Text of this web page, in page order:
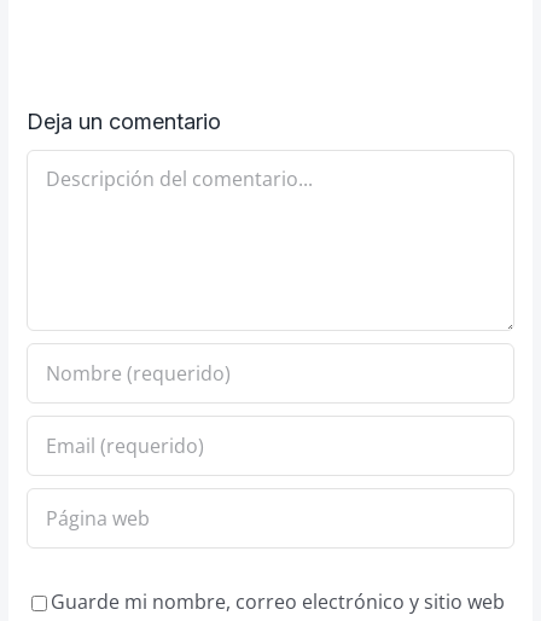
Deja un comentario
Comentario
Guarde mi nombre, correo electrónico y sitio web